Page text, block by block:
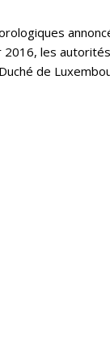
les
de